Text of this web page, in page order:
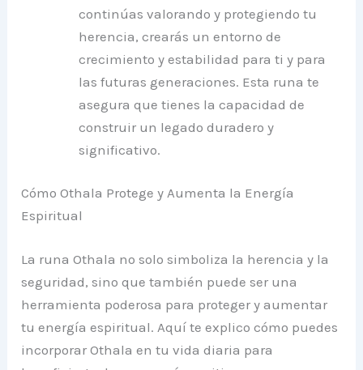
continúas valorando y protegiendo tu
herencia, crearás un entorno de
crecimiento y estabilidad para ti y para
las futuras generaciones. Esta runa te
asegura que tienes la capacidad de
construir un legado duradero y
significativo.
Cómo Othala Protege y Aumenta la Energía
Espiritual
La runa Othala no solo simboliza la herencia y la
seguridad, sino que también puede ser una
herramienta poderosa para proteger y aumentar
tu energía espiritual. Aquí te explico cómo puedes
incorporar Othala en tu vida diaria para